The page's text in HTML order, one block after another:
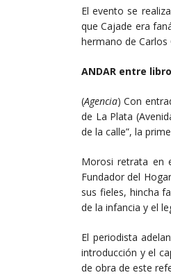
El evento se
que Cajade era
hermano de Carlos
ANDAR entre
(Agencia) Con
de La Plata
de la calle”, la
Morosi retrata en
Fundador del
sus fieles, hincha
de la infancia y el
El periodista
introducción y el
de obra de este